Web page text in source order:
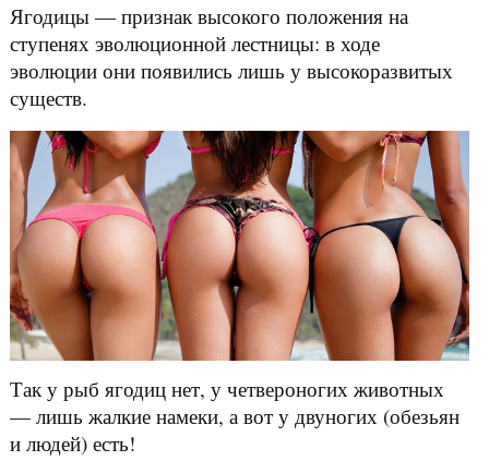
Ягодицы — признак высокого положения на
ступенях эволюционной лестницы: в ходе
эволюции они появились лишь у высокоразвитых
существ.
Так у рыб ягодиц нет, у четвероногих животных
— лишь жалкие намеки, а вот у двуногих (обезьян
и людей) есть!